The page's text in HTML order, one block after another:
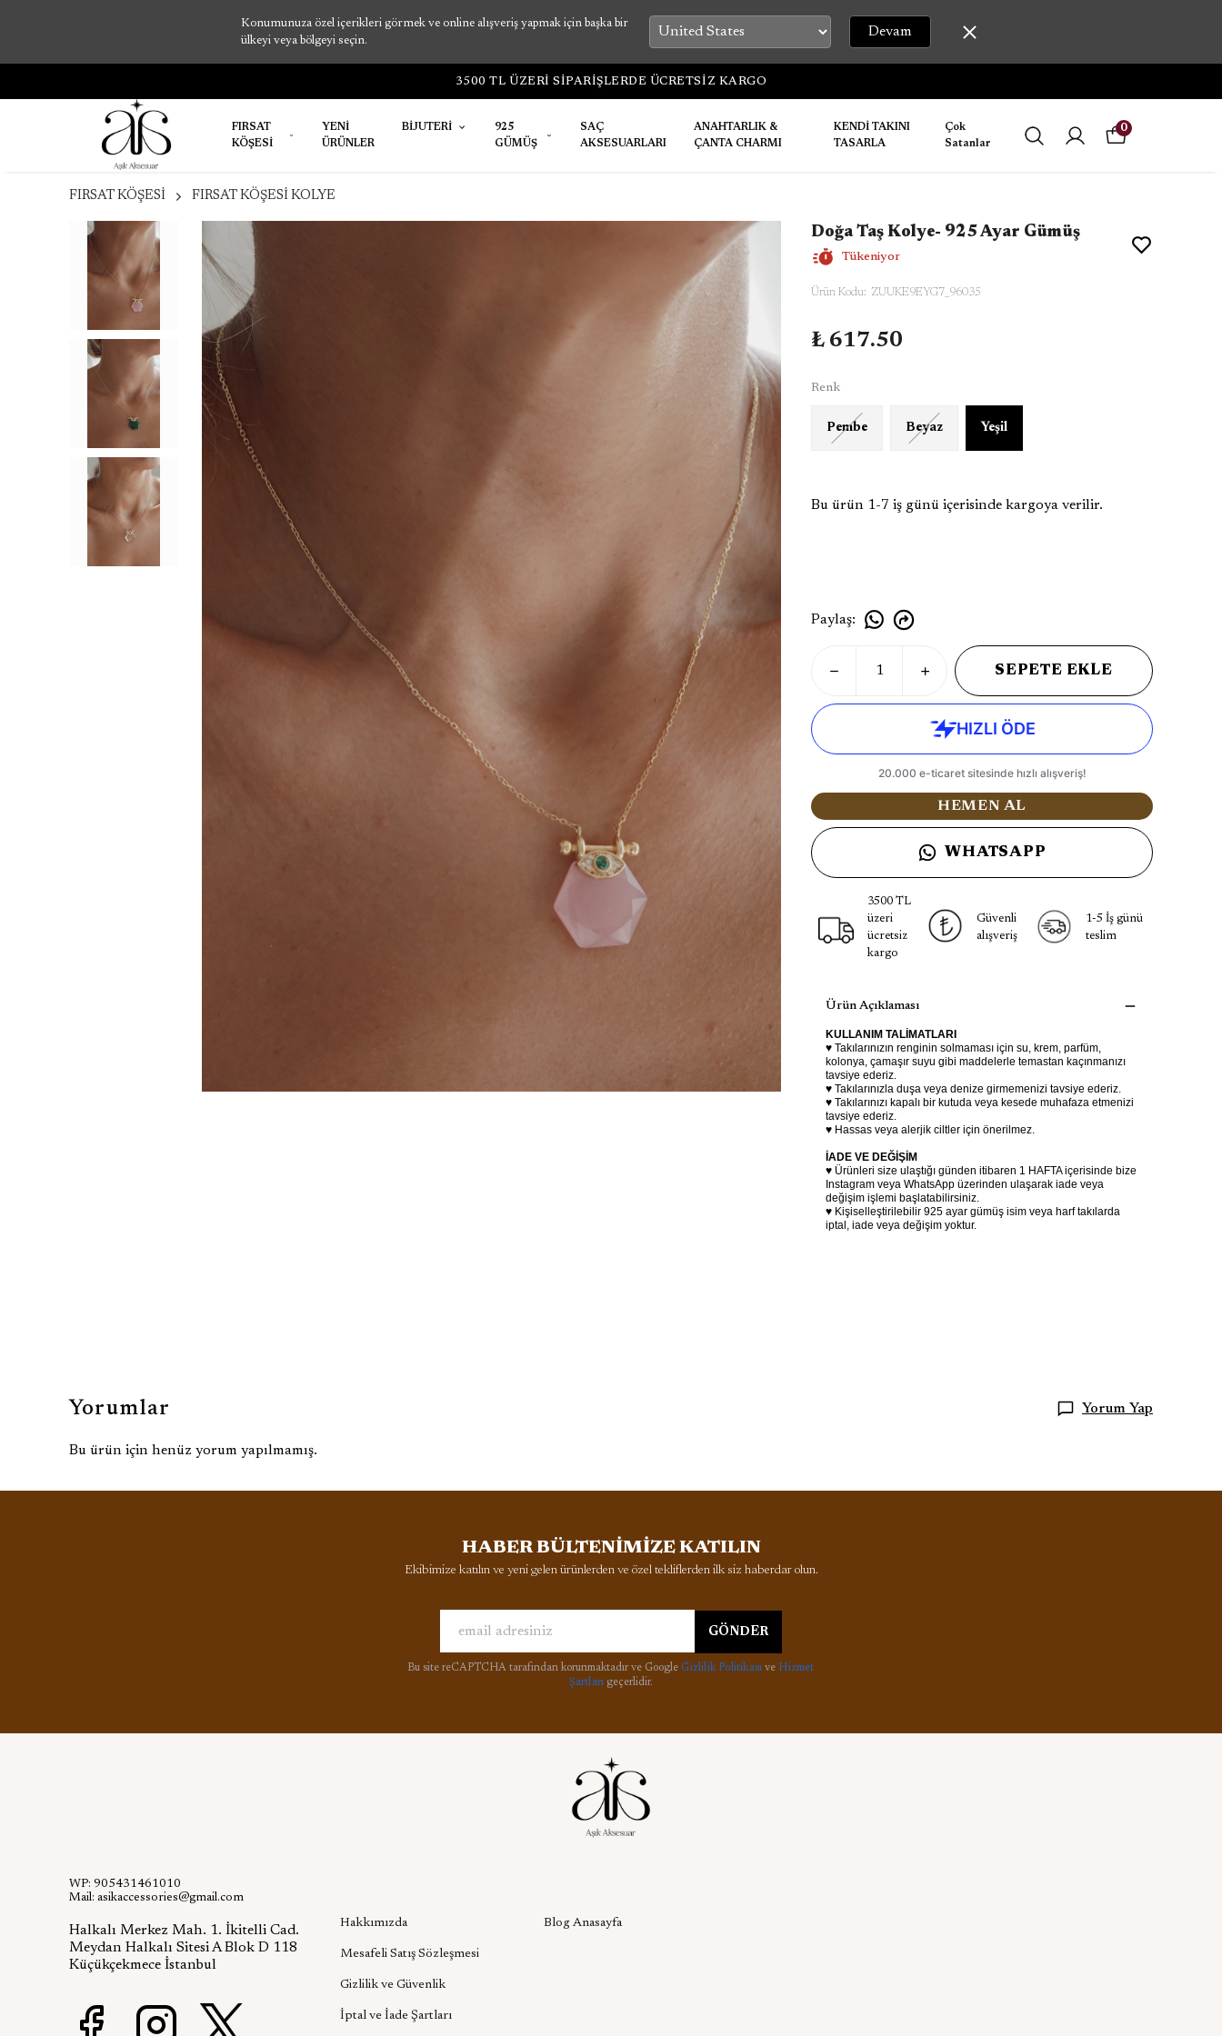
Konumunuza özel içerikleri görmek ve online alışveriş yapmak için başka bir
ülkeyi veya bölgeyi seçin.
Devam
1-7 İŞ GÜNÜNDE ÜRÜNLER KARGOYA TESLİM EDİLİR.
FIRSAT
KÖŞESİ
YENİ
ÜRÜNLER
BİJUTERİ
925
GÜMÜŞ
SAÇ
AKSESUARLARI
ANAHTARLIK &
ÇANTA CHARMI
KENDİ TAKINI
TASARLA
Çok
Satanlar
0
FIRSAT KÖŞESİ FIRSAT KÖŞESİ KOLYE
Doğa Taş Kolye- 925 Ayar Gümüş
Tükeniyor
Ürün Kodu: ZUUKE9EYG7_96035
₺ 617.50
Renk
Pembe Beyaz Yeşil
Bu ürün 1-7 iş günü içerisinde kargoya verilir.
Paylaş:
SEPETE EKLE
HEMEN AL
WHATSAPP
3500 TL
üzeri
ücretsiz
kargo
Güvenli
alışveriş
1-5 İş günü
teslim
Ürün Açıklaması
KULLANIM TALİMATLARI
♥ Takılarınızın renginin solmaması için su, krem, parfüm,
kolonya, çamaşır suyu gibi maddelerle temastan kaçınmanızı
tavsiye ederiz.
♥ Takılarınızla duşa veya denize girmemenizi tavsiye ederiz.
♥ Takılarınızı kapalı bir kutuda veya kesede muhafaza etmenizi
tavsiye ederiz.
♥ Hassas veya alerjik ciltler için önerilmez.
İADE VE DEĞİŞİM
♥ Ürünleri size ulaştığı günden itibaren 1 HAFTA içerisinde bize
Instagram veya WhatsApp üzerinden ulaşarak iade veya
değişim işlemi başlatabilirsiniz.
♥ Kişiselleştirilebilir 925 ayar gümüş isim veya harf takılarda
iptal, iade veya değişim yoktur.
Yorumlar Yorum Yap
Bu ürün için henüz yorum yapılmamış.
HABER BÜLTENİMİZE KATILIN
Ekibimize katılın ve yeni gelen ürünlerden ve özel tekliflerden ilk siz haberdar olun.
GÖNDER
Bu site reCAPTCHA tarafından korunmaktadır ve Google Gizlilik Politikasıve Hizmet
Şartları geçerlidir.
Hakkımızda
Mesafeli Satış Sözleşmesi
Gizlilik ve Güvenlik
İptal ve İade Şartları
Blog Anasayfa
WP: 905431461010
Mail: asikaccessories@gmail.com
Halkalı Merkez Mah. 1. İkitelli Cad.
Meydan Halkalı Sitesi A Blok D 118
Küçükçekmece İstanbul